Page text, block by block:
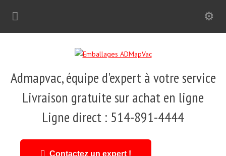
Admapvac, équipe d'expert à votre service
Livraison gratuite sur achat en ligne
Ligne direct : 514-891-4444
Contactez un expert !